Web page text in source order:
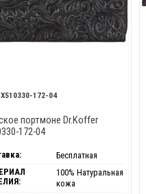
X510330-172-04
портмоне Dr.Koffer
172-04
Бесплатная
100% Натуральная
кожа